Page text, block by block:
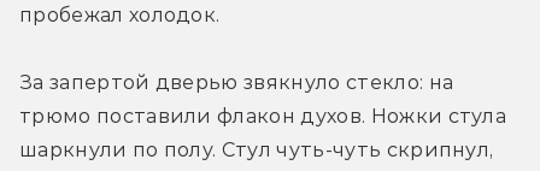
пробежал холодок.
За запертой дверью звякнуло стекло: на
трюмо поставили флакон духов. Ножки стула
шаркнули по полу. Стул чуть-чуть скрипнул,